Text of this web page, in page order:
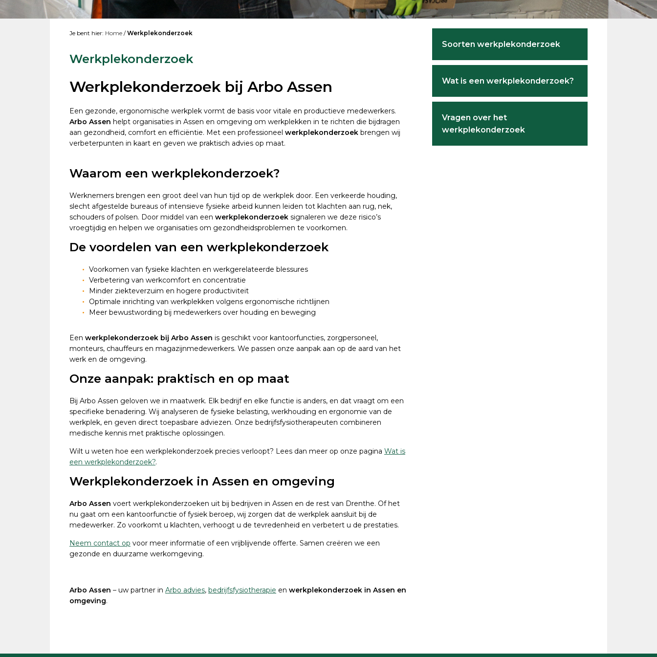
Je bent hier: Home /Werkplekonderzoek
Werkplekonderzoek
Werkplekonderzoek bij Arbo Assen
Een gezonde, ergonomische werkplek vormt de basis voor vitale en productieve medewerkers.
Arbo Assen helpt organisaties in Assen en omgeving om werkplekken in te richten die bijdragen
aan gezondheid, comfort en efficiëntie. Met een professioneel werkplekonderzoek brengen wij
verbeterpunten in kaart en geven we praktisch advies op maat.
Waarom een werkplekonderzoek?
Werknemers brengen een groot deel van hun tijd op de werkplek door. Een verkeerde houding,
slecht afgestelde bureaus of intensieve fysieke arbeid kunnen leiden tot klachten aan rug, nek,
schouders of polsen. Door middel van een werkplekonderzoek signaleren we deze risico’s
vroegtijdig en helpen we organisaties om gezondheidsproblemen te voorkomen.
De voordelen van een werkplekonderzoek
Voorkomen van fysieke klachten en werkgerelateerde blessures
Verbetering van werkcomfort en concentratie
Minder ziekteverzuim en hogere productiviteit
Optimale inrichting van werkplekken volgens ergonomische richtlijnen
Meer bewustwording bij medewerkers over houding en beweging
Een werkplekonderzoek bij Arbo Assen is geschikt voor kantoorfuncties, zorgpersoneel,
monteurs, chauffeurs en magazijnmedewerkers. We passen onze aanpak aan op de aard van het
werk en de omgeving.
Onze aanpak: praktisch en op maat
Bij Arbo Assen geloven we in maatwerk. Elk bedrijf en elke functie is anders, en dat vraagt om een
specifieke benadering. Wij analyseren de fysieke belasting, werkhouding en ergonomie van de
werkplek, en geven direct toepasbare adviezen. Onze bedrijfsfysiotherapeuten combineren
medische kennis met praktische oplossingen.
Wilt u weten hoe een werkplekonderzoek precies verloopt? Lees dan meer op onze pagina Wat is
een werkplekonderzoek?.
Werkplekonderzoek in Assen en omgeving
Arbo Assen voert werkplekonderzoeken uit bij bedrijven in Assen en de rest van Drenthe. Of het
nu gaat om een kantoorfunctie of fysiek beroep, wij zorgen dat de werkplek aansluit bij de
medewerker. Zo voorkomt u klachten, verhoogt u de tevredenheid en verbetert u de prestaties.
Neem contact op voor meer informatie of een vrijblijvende offerte. Samen creëren we een
gezonde en duurzame werkomgeving.
Arbo Assen – uw partner in Arbo advies, bedrijfsfysiotherapie en werkplekonderzoek in Assen en
omgeving.
Sidebar
Soorten werkplekonderzoek
Wat is een werkplekonderzoek?
Vragen over het
werkplekonderzoek